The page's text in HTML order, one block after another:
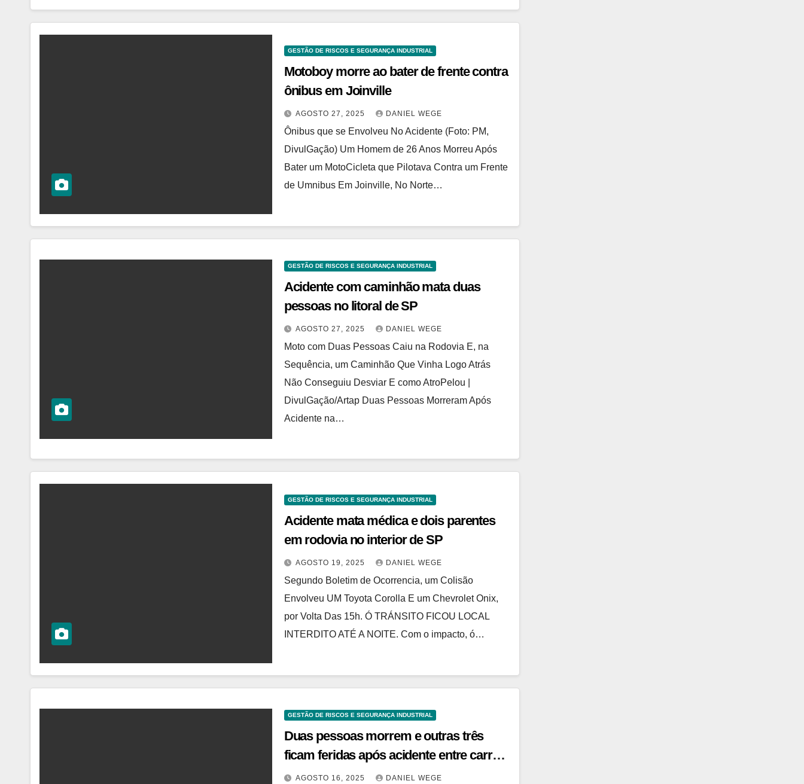
GESTÃO DE RISCOS E SEGURANÇA INDUSTRIAL
Motoboy morre ao bater de frente contra
ônibus em Joinville
AGOSTO 27, 2025 DANIEL WEGE
Ônibus que se Envolveu No Acidente (Foto: PM,
DivulGação) Um Homem de 26 Anos Morreu Após
Bater um MotoCicleta que Pilotava Contra um Frente
de Umnibus Em Joinville, No Norte…
GESTÃO DE RISCOS E SEGURANÇA INDUSTRIAL
Acidente com caminhão mata duas
pessoas no litoral de SP
AGOSTO 27, 2025 DANIEL WEGE
Moto com Duas Pessoas Caiu na Rodovia E, na
Sequência, um Caminhão Que Vinha Logo Atrás
Não Conseguiu Desviar E como AtroPelou |
DivulGação/Artap Duas Pessoas Morreram Após
Acidente na…
GESTÃO DE RISCOS E SEGURANÇA INDUSTRIAL
Acidente mata médica e dois parentes
em rodovia no interior de SP
AGOSTO 19, 2025 DANIEL WEGE
Segundo Boletim de Ocorrencia, um Colisão
Envolveu UM Toyota Corolla E um Chevrolet Onix,
por Volta Das 15h. Ó TRÁNSITO FICOU LOCAL
INTERDITO ATÉ A NOITE. Com o impacto, ó…
GESTÃO DE RISCOS E SEGURANÇA INDUSTRIAL
Duas pessoas morrem e outras três
ficam feridas após acidente entre carros
na Tijuca – Noticias R7
AGOSTO 16, 2025 DANIEL WEGE